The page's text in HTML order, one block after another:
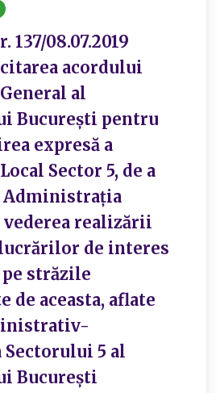
137/08.07.2019
acordului
al
București pentru
expresă a
Sector 5, de a
Administrația
realizării
de interes
străzile
de aceasta, aflate
5 al
București